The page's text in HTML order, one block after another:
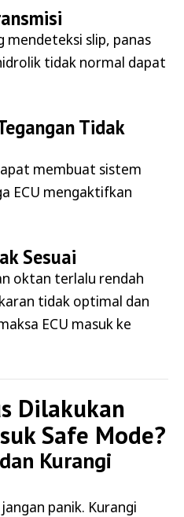
slip, panas
tidak normal dapat
Tidak
membuat sistem
ECU mengaktifkan
Sesuai
oktan terlalu rendah
tidak optimal dan
ECU masuk ke
Dilakukan
Safe Mode?
Kurangi
panik. Kurangi